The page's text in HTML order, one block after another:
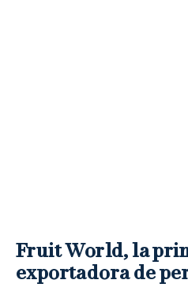
Fruit World, la
exportadora de